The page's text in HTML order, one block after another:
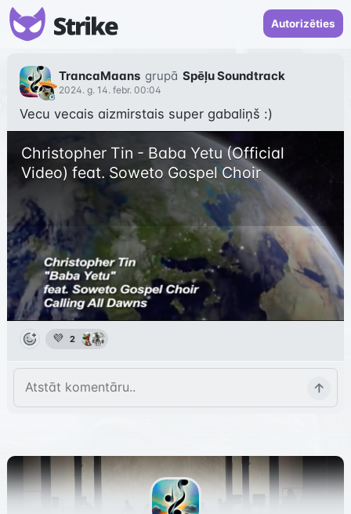
Autorizēties
TrancaMaans grupā Spēļu Soundtrack
2024. g. 14. febr. 00:04
Christopher Tin - Baba Yetu (Official
Video) feat. Soweto Gospel Choir
💜 2